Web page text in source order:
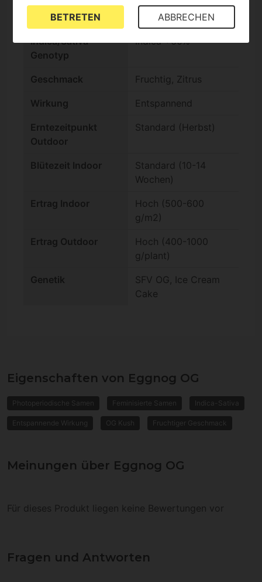
THC-Gehalt Hoch (15-25%)
Indica/Sativa
Genotyp
Indica +60%
Geschmack Fruchtig, Zitrus
Wirkung Entspannend
Erntezeitpunkt
Outdoor
Standard (Herbst)
Blütezeit Indoor
Standard (10-14
Wochen)
Ertrag Indoor
Hoch (500-600
g/m2)
Ertrag Outdoor
Hoch (400-1000
g/plant)
Genetik
SFV OG, Ice Cream
Cake
Eigenschaften von Eggnog OG
Photoperiodische Samen Feminisierte Samen Indica-Sativa
Entspannende Wirkung OG Kush Fruchtiger Geschmack
Meinungen über Eggnog OG
Für dieses Produkt liegen keine Bewertungen vor
Fragen und Antworten
BETRETEN ABBRECHEN